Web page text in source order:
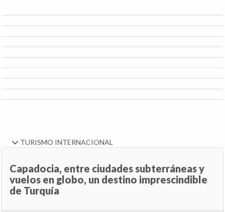
TURISMO INTERNACIONAL
Capadocia, entre ciudades subterráneas y
vuelos en globo, un destino imprescindible
de Turquía